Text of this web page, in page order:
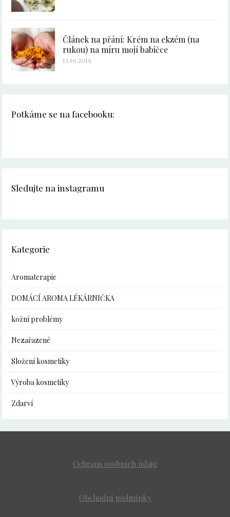
Článek na přání: Krém na ekzém (na
rukou) na míru mojí babičce
13.10.2019
Potkáme se na facebooku:
Sledujte na instagramu
Kategorie
Aromaterapie
DOMÁCÍ AROMA LÉKÁRNIČKA
kožní problémy
Nezařazené
Složení kosmetiky
Výroba kosmetiky
Zdarví
Ochrana osobních údajů
Obchodní podmínky